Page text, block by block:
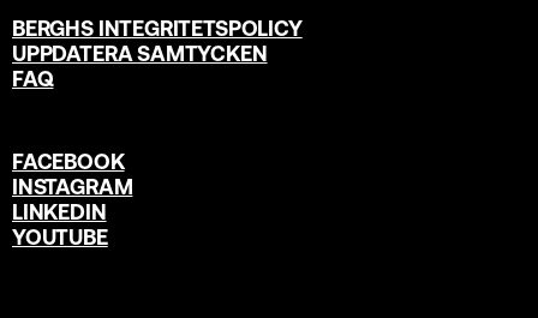
BERGHS INTEGRITETSPOLICY
UPPDATERA SAMTYCKEN
FAQ
FACEBOOK
INSTAGRAM
LINKEDIN
YOUTUBE